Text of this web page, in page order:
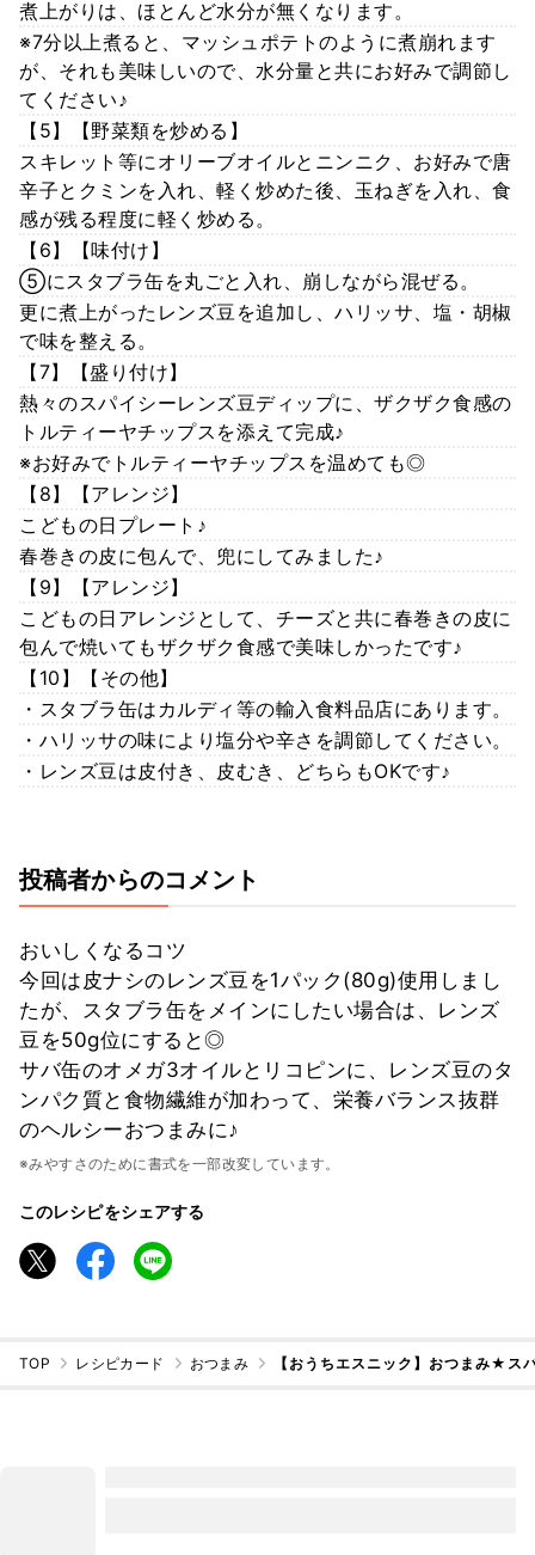
煮上がりは、ほとんど水分が無くなります。
※7分以上煮ると、マッシュポテトのように煮崩れます
が、それも美味しいので、水分量と共にお好みで調節し
てください♪
【5】【野菜類を炒める】
スキレット等にオリーブオイルとニンニク、お好みで唐
辛子とクミンを入れ、軽く炒めた後、玉ねぎを入れ、食
感が残る程度に軽く炒める。
【6】【味付け】
⑤にスタブラ缶を丸ごと入れ、崩しながら混ぜる。
更に煮上がったレンズ豆を追加し、ハリッサ、塩・胡椒
で味を整える。
【7】【盛り付け】
熱々のスパイシーレンズ豆ディップに、ザクザク食感の
トルティーヤチップスを添えて完成♪
※お好みでトルティーヤチップスを温めても◎
【8】【アレンジ】
こどもの日プレート♪
春巻きの皮に包んで、兜にしてみました♪
【9】【アレンジ】
こどもの日アレンジとして、チーズと共に春巻きの皮に
包んで焼いてもザクザク食感で美味しかったです♪
【10】【その他】
・スタブラ缶はカルディ等の輸入食料品店にあります。
・ハリッサの味により塩分や辛さを調節してください。
・レンズ豆は皮付き、皮むき、どちらもOKです♪
投稿者からのコメント
おいしくなるコツ
今回は皮ナシのレンズ豆を1パック(80g)使用しまし
たが、スタブラ缶をメインにしたい場合は、レンズ
豆を50g位にすると◎
サバ缶のオメガ3オイルとリコピンに、レンズ豆のタ
ンパク質と食物繊維が加わって、栄養バランス抜群
のヘルシーおつまみに♪
※みやすさのために書式を一部改変しています。
このレシピをシェアする
TOP レシピカード おつまみ 【おうちエスニック】おつまみ★ス